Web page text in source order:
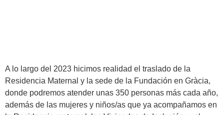
A lo largo del 2023 hicimos realidad el traslado de la
Residencia Maternal y la sede de la Fundación en Gràcia,
donde podremos atender unas 350 personas más cada año,
además de las mujeres y niños/as que ya acompañamos en